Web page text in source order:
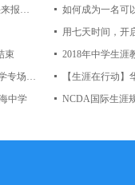
国际生涯规划师基础认证班3.0版全面升级快来报名吧~
如何成为一名可
用七天时间，开
束
NCDA国际生涯规划师培训（深圳市福田中学专场）圆满结束
【生涯在行动
中学